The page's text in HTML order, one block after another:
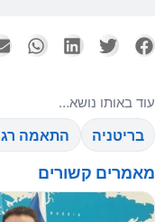
עוד באותו נושא…
בריטניה התאמה
מאמרים קשורים